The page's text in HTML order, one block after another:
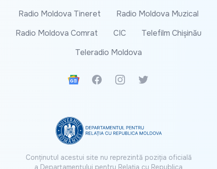
Radio Moldova Tineret
Radio Moldova Muzical
Radio Moldova Comrat
CIC
Telefilm Chișinău
Teleradio Moldova
Google News
FacebookInstagramTwitter
Conținutul acestui site nu reprezintă poziția oficială
a Departamentului pentru Relația cu Republica